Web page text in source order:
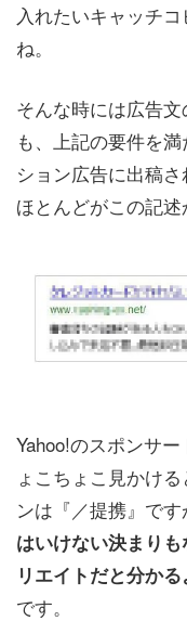
入れたいキャッチ
ね。
そんな時には広告文
も、上記の要件を
ション広告に出稿
ほとんどがこの記述
Yahoo!のスポンサ
ょこちょこ見かけ
ンは『／提携』です
はいけない決まり
リエイトだと分か
です。